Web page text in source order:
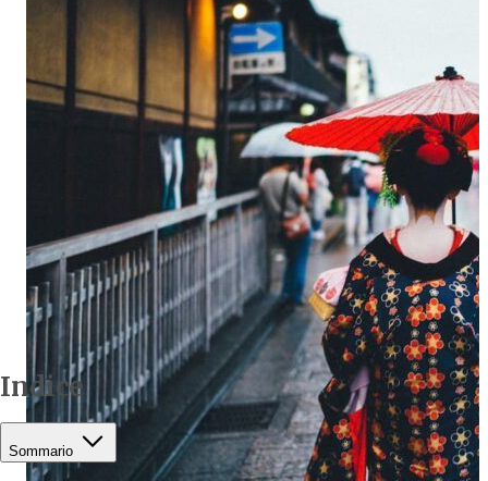
Indice
Sommario